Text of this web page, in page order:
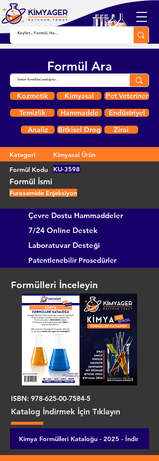
Formül Ara
Kozmetik Kimyasal
Pet Veteriner
Temizlik
Hammadde
Endüstriyel
Analiz
Bitkisel Drog Zirai
Kategori
Kimyasal Ürün
Formül Kodu
KU-3598
Formül İsmi
Furosemide Enjeksiyon
Çevre Dostu Hammaddeler
7/24 Online Destek
Laboratuvar Desteği
Patentlenebilir Prosedürler
Formülleri İnceleyin
ISBN: 978-625-00-7584-5
Katalog İndirmek İçin Tıklayın
Kimya Formülleri Kataloğu - 2025 - İndir